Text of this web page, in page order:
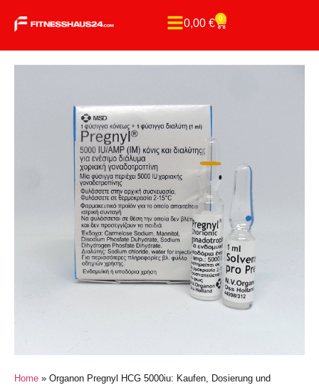
0,00 € 0
Home » Organon Pregnyl HCG 5000iu: Kaufen, Dosierung und